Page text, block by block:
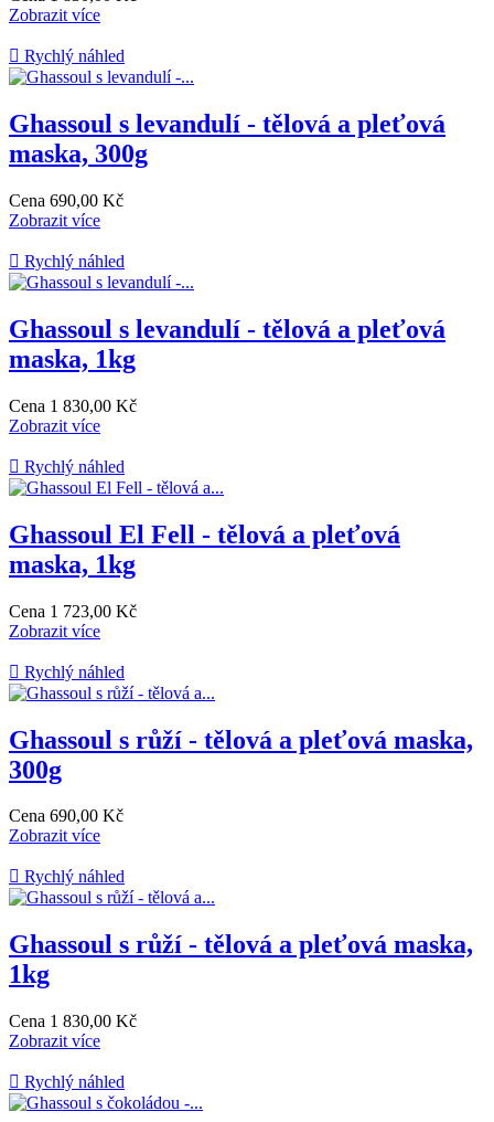
Zobrazit více
 Rychlý náhled
Ghassoul s levandulí - tělová a pleťová
maska, 300g
Cena 690,00 Kč
Zobrazit více
 Rychlý náhled
Ghassoul s levandulí - tělová a pleťová
maska, 1kg
Cena 1 830,00 Kč
Zobrazit více
 Rychlý náhled
Ghassoul El Fell - tělová a pleťová
maska, 1kg
Cena 1 723,00 Kč
Zobrazit více
 Rychlý náhled
Ghassoul s růží - tělová a pleťová maska,
300g
Cena 690,00 Kč
Zobrazit více
 Rychlý náhled
Ghassoul s růží - tělová a pleťová maska,
1kg
Cena 1 830,00 Kč
Zobrazit více
 Rychlý náhled